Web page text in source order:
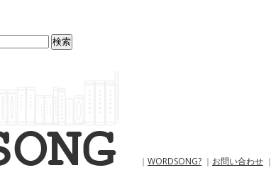
｜ WORDSONG? ｜ お問い合わせ ｜